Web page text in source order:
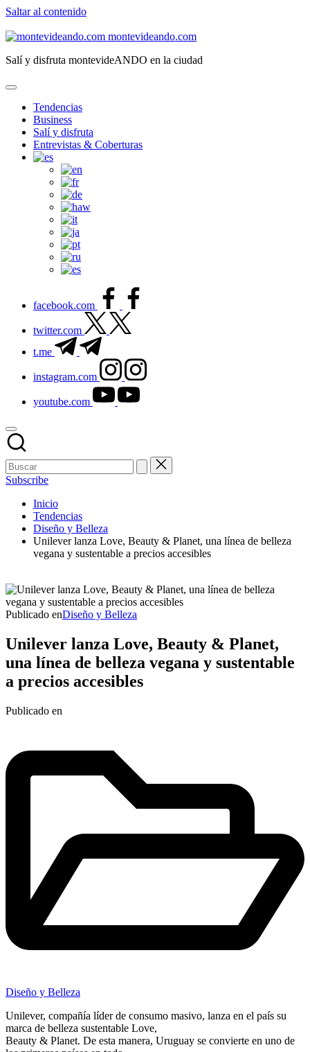
Saltar al contenido
montevideando.com
Salí y disfruta montevideANDO en la ciudad
Tendencias
Business
Salí y disfruta
Entrevistas & Coberturas
facebook.com
twitter.com
t.me
instagram.com
youtube.com
Subscribe
Inicio
Tendencias
Diseño y Belleza
Unilever lanza Love, Beauty & Planet, una línea de belleza
vegana y sustentable a precios accesibles
Publicado enDiseño y Belleza
Unilever lanza Love, Beauty & Planet,
una línea de belleza vegana y sustentable
a precios accesibles
Publicado en
Diseño y Belleza
Unilever, compañía líder de consumo masivo, lanza en el país su
marca de belleza sustentable Love,
Beauty & Planet. De esta manera, Uruguay se convierte en uno de